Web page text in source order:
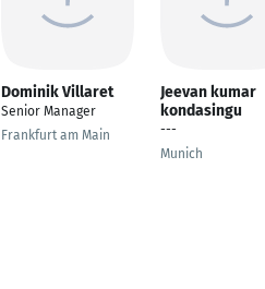
Dominik Villaret
Senior Manager
Frankfurt am Main
Jeevan kumar
kondasingu
---
Munich